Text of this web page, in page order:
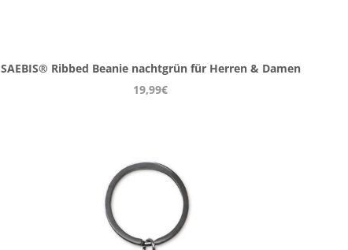
SAEBIS® Ribbed Beanie nachtgrün für Herren & Damen
19,99€